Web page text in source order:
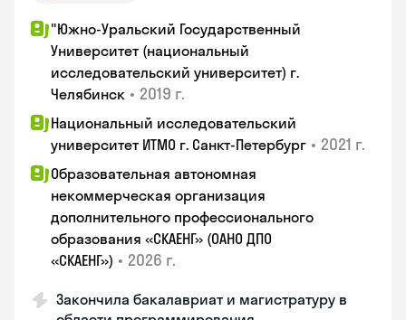
"Южно-Уральский Государственный
Университет (национальный
исследовательский университет) г.
Челябинск • 2019 г.
Национальный исследовательский
университет ИТМО г. Санкт-Петербург • 2021 г.
Образовательная автономная
некоммерческая организация
дополнительного профессионального
образования «СКАЕНГ» (ОАНО ДПО
«СКАЕНГ») • 2026 г.
Закончила бакалавриат и магистратуру в